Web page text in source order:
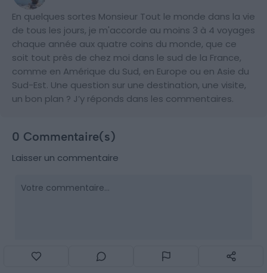
En quelques sortes Monsieur Tout le monde dans la vie
de tous les jours, je m'accorde au moins 3 à 4 voyages
chaque année aux quatre coins du monde, que ce
soit tout près de chez moi dans le sud de la France,
comme en Amérique du Sud, en Europe ou en Asie du
Sud-Est. Une question sur une destination, une visite,
un bon plan ? J’y réponds dans les commentaires.
0 Commentaire(s)
Laisser un commentaire